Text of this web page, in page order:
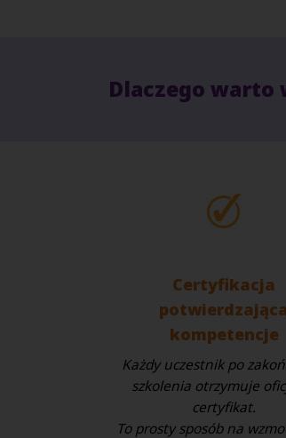
Dlaczego warto
Certyfikacja
potwierdzająca
kompetencje
Każdy uczestnik po
szkolenia otrzymuje
certyfikat.
To prosty sposób na